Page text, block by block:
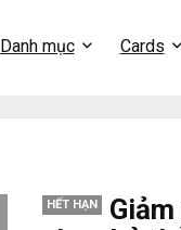
Danh mục Cards
HẾT HẠN